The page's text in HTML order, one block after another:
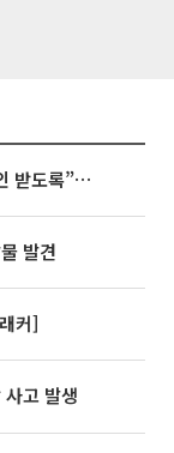
김정관 장관 “반도체 성과급, 주총 승인 받도록”…상법·자본시장법 개정 시사
발견
커]
고 발생